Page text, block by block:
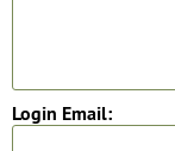
Login Email: